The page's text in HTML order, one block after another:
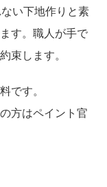
い下地作りと素
す。職人が手で
束します。
です。
方はペイント官